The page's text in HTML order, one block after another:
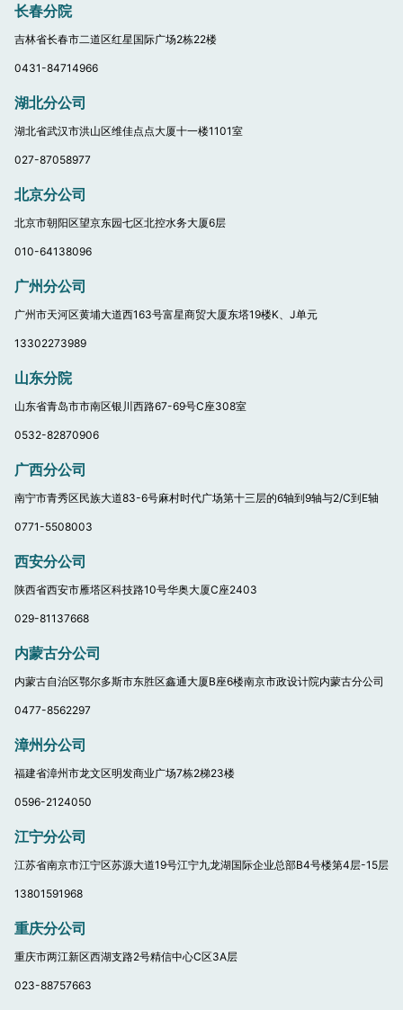
长春分院
吉林省长春市二道区红星国际广场2栋22楼
0431-84714966
湖北分公司
湖北省武汉市洪山区维佳点点大厦十一楼1101室
027-87058977
北京分公司
北京市朝阳区望京东园七区北控水务大厦6层
010-64138096
广州分公司
广州市天河区黄埔大道西163号富星商贸大厦东塔19楼K、J单元
13302273989
山东分院
山东省青岛市市南区银川西路67-69号C座308室
0532-82870906
广西分公司
南宁市青秀区民族大道83-6号麻村时代广场第十三层的6轴到9轴与2/C到E轴
0771-5508003
西安分公司
陕西省西安市雁塔区科技路10号华奥大厦C座2403
029-81137668
内蒙古分公司
内蒙古自治区鄂尔多斯市东胜区鑫通大厦B座6楼南京市政设计院内蒙古分公司
0477-8562297
漳州分公司
福建省漳州市龙文区明发商业广场7栋2梯23楼
0596-2124050
江宁分公司
江苏省南京市江宁区苏源大道19号江宁九龙湖国际企业总部B4号楼第4层-15层
13801591968
重庆分公司
重庆市两江新区西湖支路2号精信中心C区3A层
023-88757663